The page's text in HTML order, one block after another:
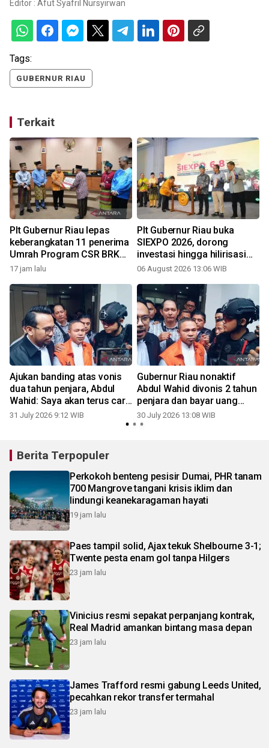
Editor : Afut Syafril Nursyirwan
Tags:
GUBERNUR RIAU
Terkait
Plt Gubernur Riau lepas
keberangkatan 11 penerima
Umrah Program CSR BRK
Syariah dan PT Riau
17 jam lalu
Plt Gubernur Riau buka
SIEXPO 2026, dorong
investasi hingga hilirisasi
industri sawit
06 August 2026 13:06 WIB
Ajukan banding atas vonis
dua tahun penjara, Abdul
Wahid: Saya akan terus cari
keadilan
31 July 2026 9:12 WIB
Gubernur Riau nonaktif
Abdul Wahid divonis 2 tahun
penjara dan bayar uang
pengganti Rp1,45 miliar
30 July 2026 13:08 WIB
Berita Terpopuler
Perkokoh benteng pesisir Dumai, PHR tanam
700 Mangrove tangani krisis iklim dan
lindungi keanekaragaman hayati
19 jam lalu
Paes tampil solid, Ajax tekuk Shelbourne 3-1;
Twente pesta enam gol tanpa Hilgers
23 jam lalu
Vinicius resmi sepakat perpanjang kontrak,
Real Madrid amankan bintang masa depan
23 jam lalu
James Trafford resmi gabung Leeds United,
pecahkan rekor transfer termahal
23 jam lalu